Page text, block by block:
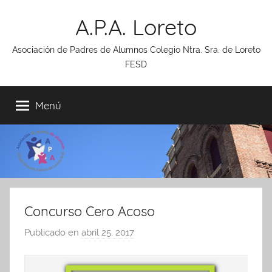
A.P.A. Loreto
Asociación de Padres de Alumnos Colegio Ntra. Sra. de Loreto
FESD
Menú
Concurso Cero Acoso
Publicado en abril 25, 2017
r